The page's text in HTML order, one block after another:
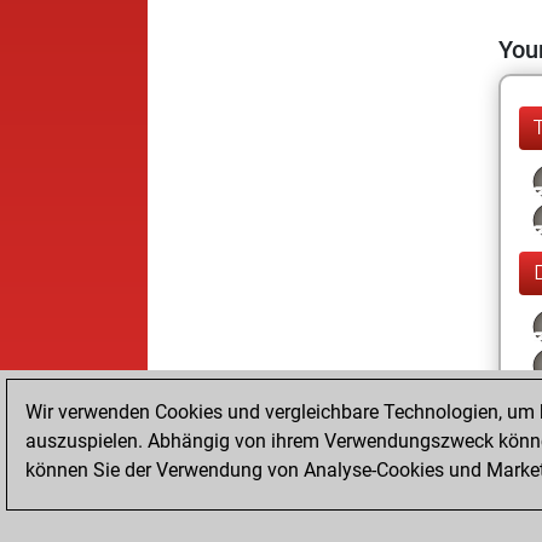
Wir verwenden Cookies und vergleichbare Technologien,
auszuspielen. Abhängig von ihrem Verwendungszweck
können Sie der Verwendung von Analyse-Cookies und